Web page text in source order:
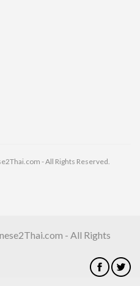
- All Rights Reserved.
- All Rights